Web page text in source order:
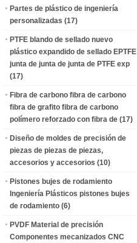
Partes de plástico de ingeniería
personalizadas (17)
PTFE blando de sellado nuevo
plástico expandido de sellado EPTFE
junta de junta de junta de PTFE exp
(17)
Fibra de carbono fibra de carbono
fibra de grafito fibra de carbono
polímero reforzado con fibra de (17)
Diseño de moldes de precisión de
piezas de piezas de piezas,
accesorios y accesorios (10)
Pistones bujes de rodamiento
Ingeniería Plásticos pistones bujes
de rodamiento (6)
PVDF Material de precisión
Componentes mecanizados CNC